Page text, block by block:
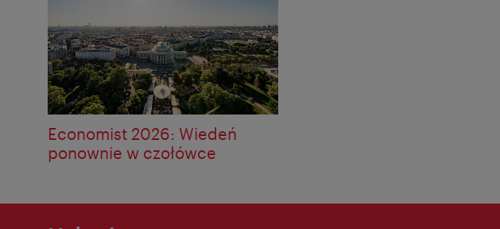
Economist 2026: Wiedeń
ponownie w czołówce